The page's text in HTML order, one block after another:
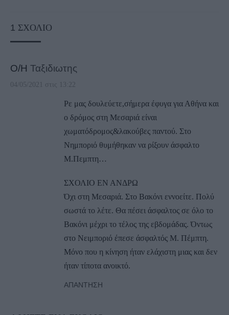
1 ΣΧΌΛΙΟ
Ο/Η Ταξιδιωτης
04/05/2021 στις 13:22
Ρε μας δουλεύετε,σήμερα έφυγα για Αθήνα και
ο δρόμος στη Μεσαριά είναι
χωματόδρομος&λακούβες παντού. Στο
Νημποριό θυμήθηκαν να ρίξουν άσφαλτο
Μ.Πεμπτη…
ΣΧΟΛΙΟ ΕΝ ΑΝΔΡΩ
Όχι στη Μεσαριά. Στο Βακόνι εννοείτε. Πολύ
σωστά το λέτε. Θα πέσει άσφαλτος σε όλο το
Βακόνι μέχρι το τέλος της εβδομάδας. Όντως
στο Νειμποριό έπεσε άσφαλτός Μ. Πέμπτη.
Μόνο που η κίνηση ήταν ελάχιστη μιας και δεν
ήταν τίποτα ανοικτό.
ΑΠΆΝΤΗΣΗ